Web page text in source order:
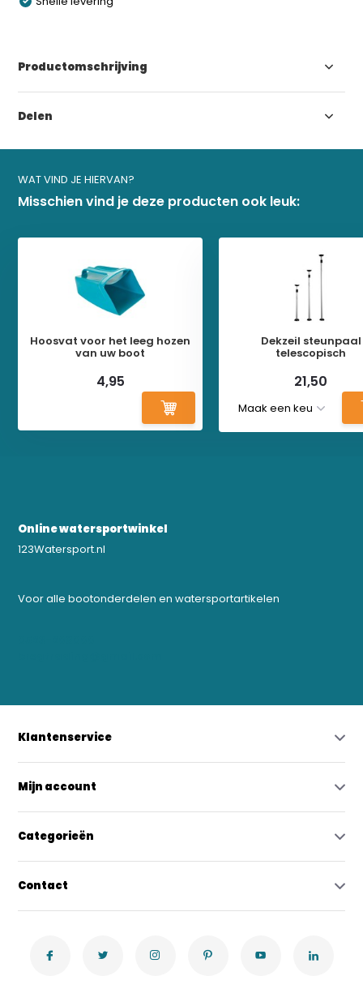
Productomschrijving
Delen
WAT VIND JE HIERVAN?
Misschien vind je deze producten ook leuk:
Hoosvat voor het leeg hozen
van uw boot
4,95
Dekzeil steunpaal
telescopisch
21,50
Online watersportwinkel
123Watersport.nl
Voor alle bootonderdelen en watersportartikelen
Klantenservice
Mijn account
Categorieën
Contact